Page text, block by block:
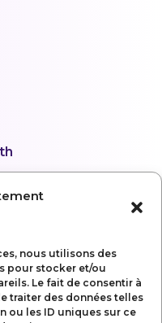
nous utilisons des
pour stocker et/ou
Le fait de consentir à
traiter des données telles
ou les ID uniques sur ce